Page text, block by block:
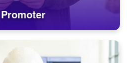
Promoter